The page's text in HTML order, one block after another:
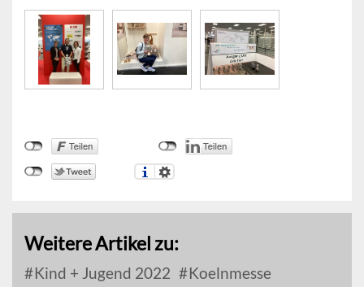
Weitere Artikel zu:
Kind + Jugend 2022
Koelnmesse